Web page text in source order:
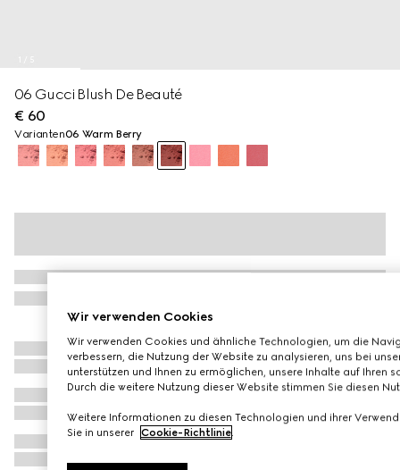
06 Gucci Blush De Beauté
€ 60
Varianten06 Warm Berry
Wir verwenden Cookies
Wir verwenden Cookies und ähnliche Technologien, um die
verbessern, die Nutzung der Website zu analysieren, uns bei
unterstützen und Ihnen zu ermöglichen, unsere Inhalte auf Ihren
Durch die weitere Nutzung dieser Website stimmen Sie diesen
Weitere Informationen zu diesen Technologien und ihrer
Sie in unserer Cookie-Richtlinie.